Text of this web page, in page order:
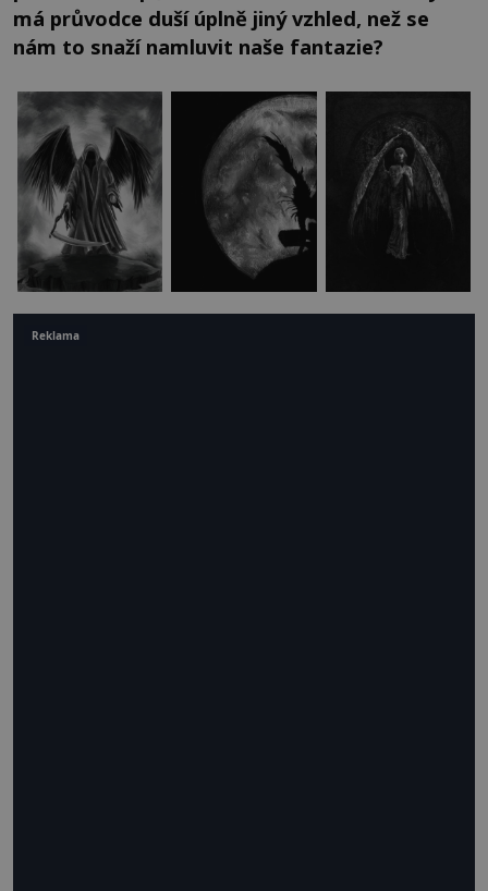
má průvodce duší úplně jiný vzhled, než se
nám to snaží namluvit naše fantazie?
Reklama